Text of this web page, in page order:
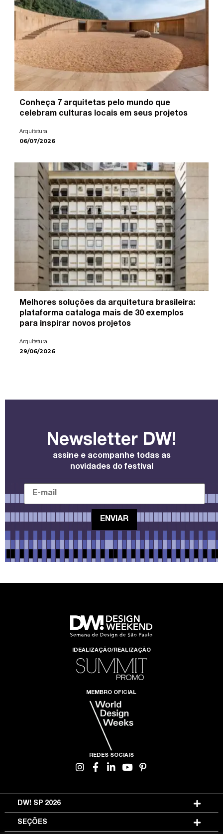
Conheça 7 arquitetas pelo mundo que
celebram culturas locais em seus projetos
Arquitetura
06/07/2026
Melhores soluções da arquitetura brasileira:
plataforma cataloga mais de 30 exemplos
para inspirar novos projetos
Arquitetura
29/06/2026
Newsletter DW!
assine e acompanhe todas as
novidades do festival
IDEALIZAÇÃO/REALIZAÇÃO
MEMBRO OFICIAL
REDES SOCIAIS
DW! SP 2026
SEÇÕES